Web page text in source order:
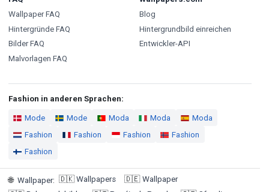
Wallpaper FAQ
Hintergründe FAQ
Bilder FAQ
Malvorlagen FAQ
Blog
Hintergrundbild einreichen
Entwickler-API
Fashion in anderen Sprachen:
Mode Mode Moda Moda
Moda
Fashion
Fashion Fashion
Fashion
Fashion
🌐 Wallpaper: 🇩🇰 Wallpapers 🇩🇪 Wallpaper